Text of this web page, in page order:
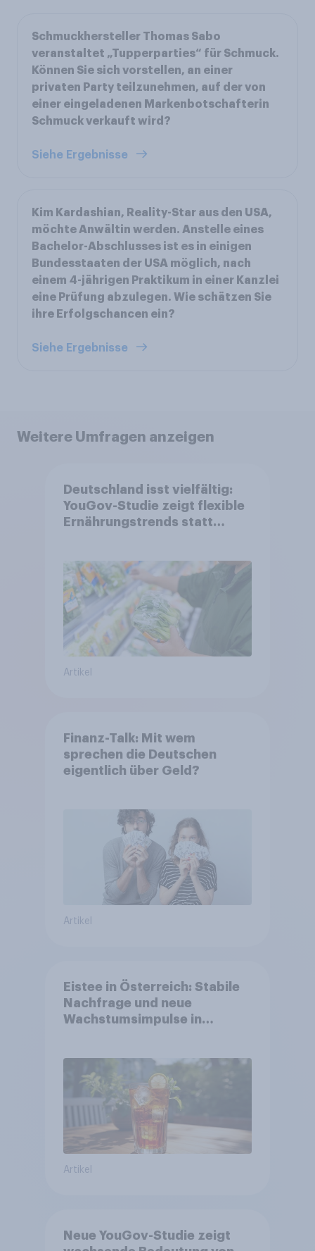
Schmuckhersteller Thomas Sabo
veranstaltet „Tupperparties“ für Schmuck.
Können Sie sich vorstellen, an einer
privaten Party teilzunehmen, auf der von
einer eingeladenen Markenbotschafterin
Schmuck verkauft wird?
Siehe Ergebnisse
Kim Kardashian, Reality-Star aus den USA,
möchte Anwältin werden. Anstelle eines
Bachelor-Abschlusses ist es in einigen
Bundesstaaten der USA möglich, nach
einem 4-jährigen Praktikum in einer Kanzlei
eine Prüfung abzulegen. Wie schätzen Sie
ihre Erfolgschancen ein?
Siehe Ergebnisse
Weitere Umfragen anzeigen
Deutschland isst vielfältig:
YouGov-Studie zeigt flexible
Ernährungstrends statt
Artikel
Finanz-Talk: Mit wem
sprechen die Deutschen
eigentlich über Geld?
Artikel
Eistee in Österreich: Stabile
Nachfrage und neue
Wachstumsimpulse in
Artikel
Neue YouGov-Studie zeigt